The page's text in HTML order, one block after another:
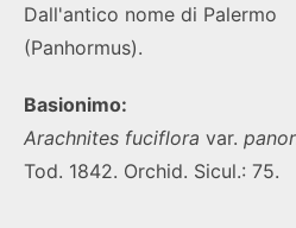
Dall'antico nome di Palermo
(Panhormus).
Basionimo:
Arachnites fuciflora var.
Tod. 1842. Orchid. Sicul.: 75.